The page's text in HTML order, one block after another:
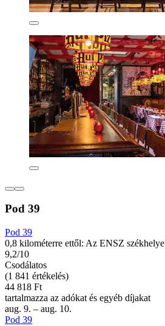
Pod 39
Pod 39
0,8 kilométerre ettől: Az ENSZ székhelye
9,2/10
Csodálatos
(1 841 értékelés)
44 818 Ft
tartalmazza az adókat és egyéb díjakat
aug. 9. – aug. 10.
Pod 39